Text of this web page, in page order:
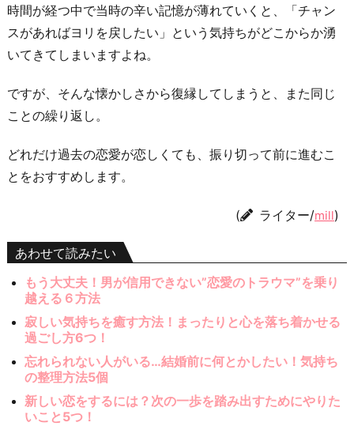
時間が経つ中で当時の辛い記憶が薄れていくと、「チャン
スがあればヨリを戻したい」という気持ちがどこからか湧
いてきてしまいますよね。
ですが、そんな懐かしさから復縁してしまうと、また同じ
ことの繰り返し。
どれだけ過去の恋愛が恋しくても、振り切って前に進むこ
とをおすすめします。
( ライター/mill)
あわせて読みたい
もう大丈夫！男が信用できない”恋愛のトラウマ”を乗り
越える６方法
寂しい気持ちを癒す方法！まったりと心を落ち着かせる
過ごし方6つ！
忘れられない人がいる…結婚前に何とかしたい！気持ち
の整理方法5個
新しい恋をするには？次の一歩を踏み出すためにやりた
いこと5つ！